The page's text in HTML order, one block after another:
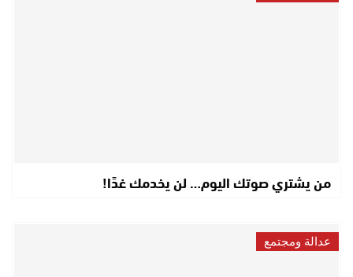
من يشتري صوتك اليوم… لن يخدمك غدًا!
عدالة ومجتمع